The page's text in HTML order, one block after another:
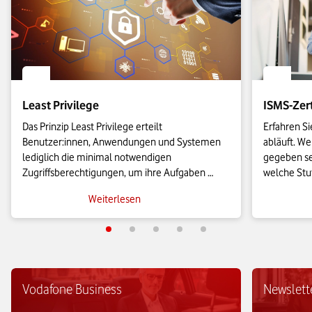
Least Privilege
Das Prinzip Least Privilege erteilt
Benutzer:innen, Anwendungen und Systemen
lediglich die minimal notwendigen
Zugriffsberechtigungen, um ihre Aufgaben
Unternehmen die Angriffsfläche für
Cyberbedrohungen erheblich reduzieren.
Weiterlesen
ISMS-
Erfahren
abläuft.
gegeben
welche
Beitrag.
Vodafone Business